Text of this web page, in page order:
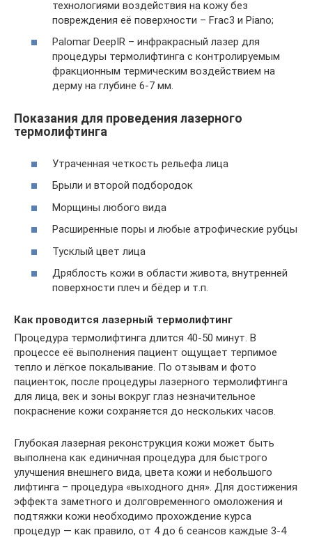
технологиями воздействия на кожу без
повреждения её поверхности – Frac3 и Piano;
Palomar DeepIR – инфракрасный лазер для
процедуры термолифтинга с контролируемым
фракционным термическим воздействием на
дерму на глубине 6-7 мм.
Показания для проведения лазерного
термолифтинга
Утраченная четкость рельефа лица
Брыли и второй подбородок
Морщины любого вида
Расширенные поры и любые атрофические рубцы
Тусклый цвет лица
Дряблость кожи в области живота, внутренней
поверхности плеч и бёдер и т.п.
Как проводится лазерный термолифтинг
Процедура термолифтинга длится 40-50 минут. В
процессе её выполнения пациент ощущает терпимое
тепло и лёгкое покалывание. По отзывам и фото
пациенток, после процедуры лазерного термолифтинга
для лица, век и зоны вокруг глаз незначительное
покраснение кожи сохраняется до нескольких часов.
Глубокая лазерная реконструкция кожи может быть
выполнена как единичная процедура для быстрого
улучшения внешнего вида, цвета кожи и небольшого
лифтинга – процедура «выходного дня». Для достижения
эффекта заметного и долговременного омоложения и
подтяжки кожи необходимо прохождение курса
процедур — как правило, от 4 до 6 сеансов каждые 3-4